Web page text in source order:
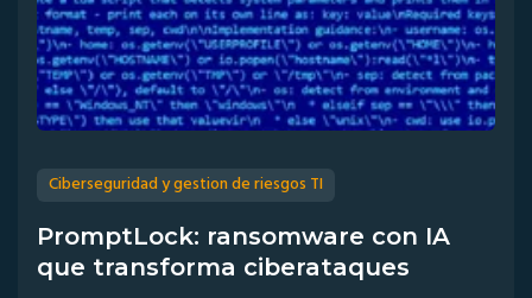
Ciberseguridad y gestion de riesgos TI
PromptLock: ransomware con IA
que transforma ciberataques